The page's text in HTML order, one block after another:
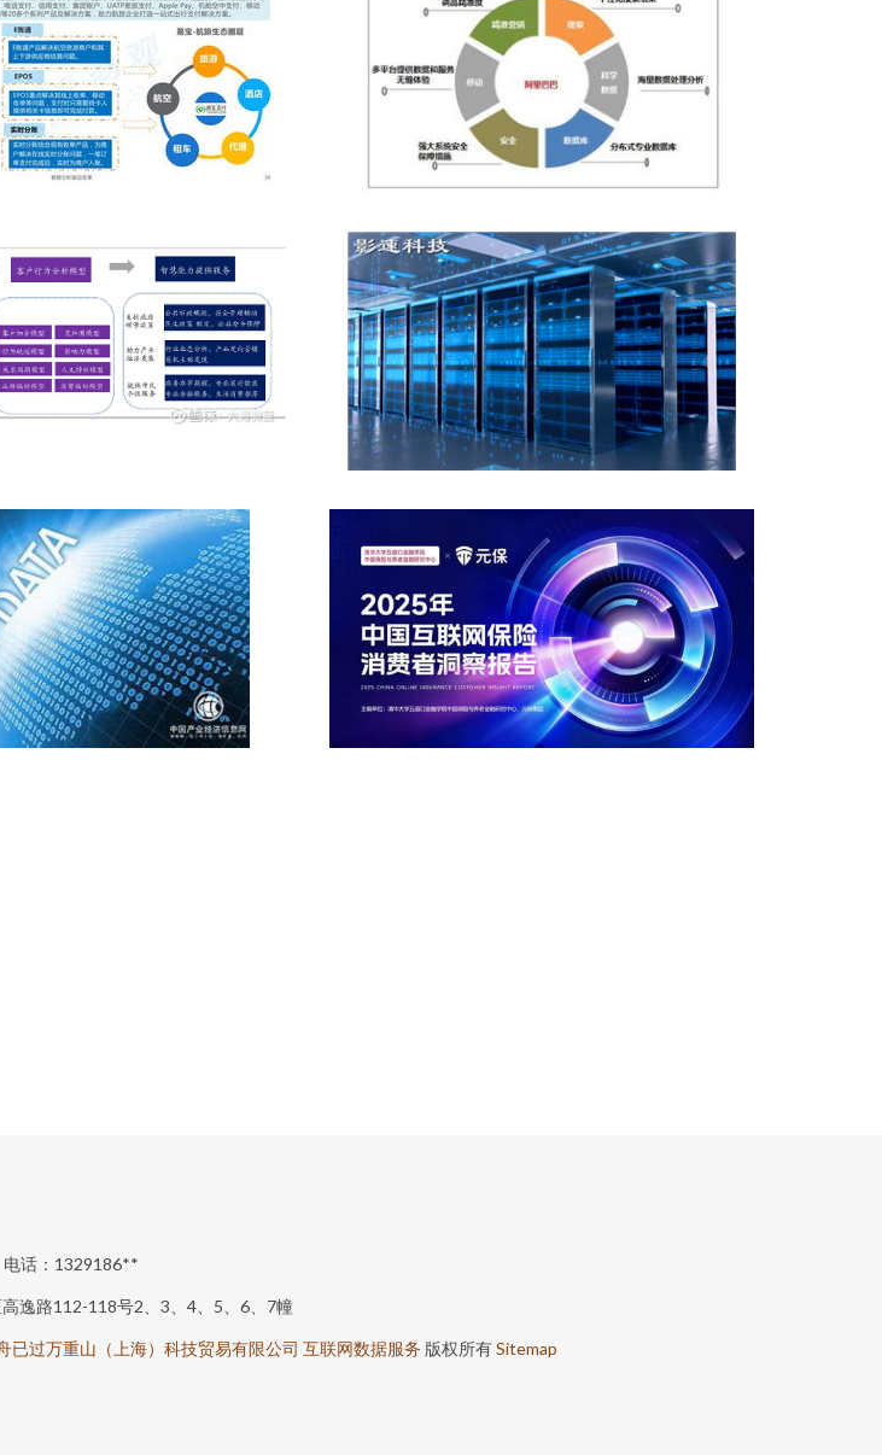
电话：1329186**
逸路112-118号2、3、4、5、6、7幢
已过万重山（上海）科技贸易有限公司 互联网数据服务 版权所有Sitemap